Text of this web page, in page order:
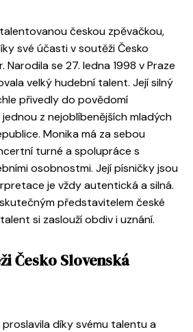
českou zpěvačkou,
své účasti v soutěži Česko
Narodila se 27. ledna 1998 v Praze
velký hudební talent. Její silný
přivedly do povědomí
z nejoblíbenějších mladých
Monika má za sebou
turné a spolupráce s
osobnostmi. Její písničky jsou
je vždy autentická a silná.
představitelem české
si zaslouží obdiv i uznání.
Česko Slovenská
díky svému talentu a